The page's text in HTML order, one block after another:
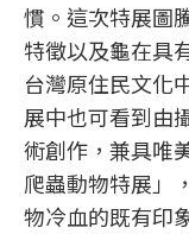
慣。這次特展圖
特徵以及龜在具
台灣原住民文化
展中也可看到由
術創作，兼具唯
爬蟲動物特展」
物冷血的既有印